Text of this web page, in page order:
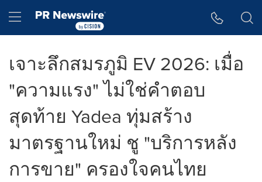
Hamburger menu
เจาะลึกสมรภูมิ EV 2026: เมื่อ
"ความแรง" ไม่ใช่คำตอบ
สุดท้าย Yadea ทุ่มสร้าง
มาตรฐานใหม่ ชู "บริการหลัง
การขาย" ครองใจคนไทย